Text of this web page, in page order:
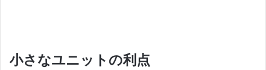
小さなユニットの利点